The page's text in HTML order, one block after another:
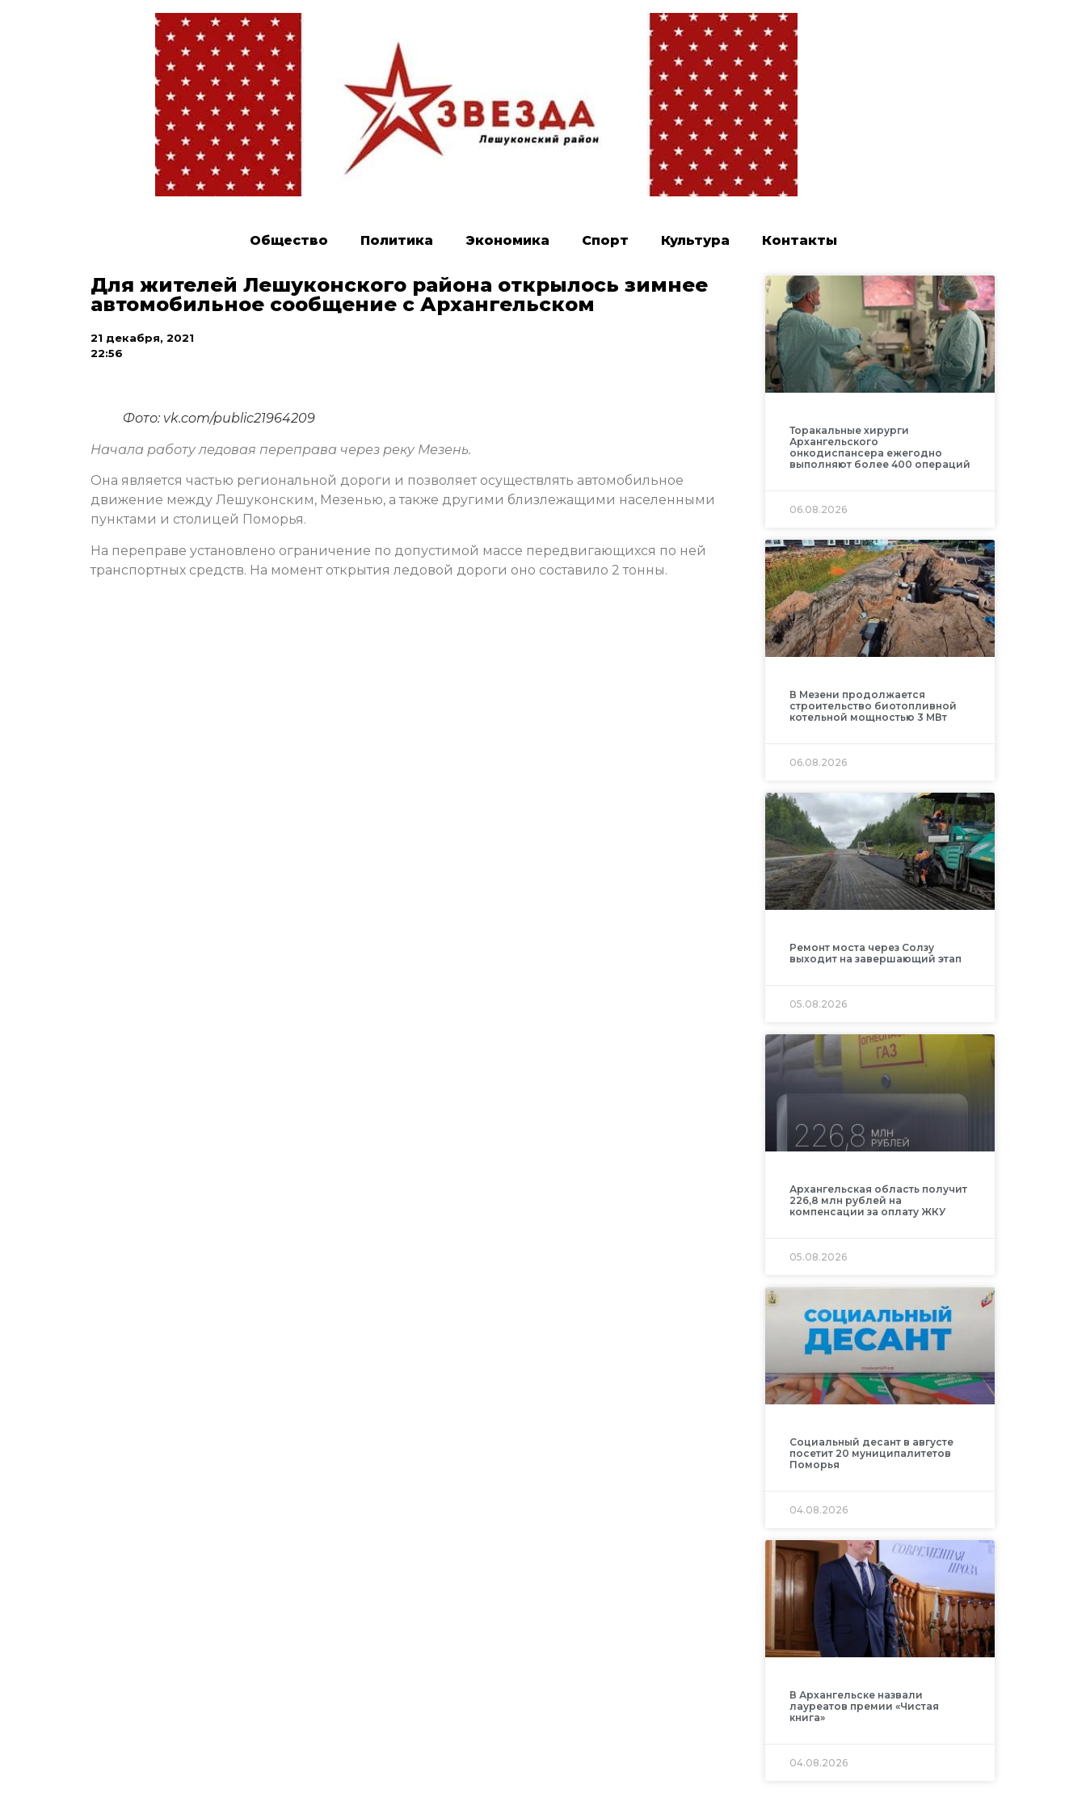
Общество Политика Экономика Спорт Культура Контакты
Для жителей Лешуконского района открылось зимнее
автомобильное сообщение с Архангельском
21 декабря, 2021
22:56
Фото: vk.com/public21964209
Начала работу ледовая переправа через реку Мезень.
Она является частью региональной дороги и позволяет осуществлять автомобильное
движение между Лешуконским, Мезенью, а также другими близлежащими населенными
пунктами и столицей Поморья.
На переправе установлено ограничение по допустимой массе передвигающихся по ней
транспортных средств. На момент открытия ледовой дороги оно составило 2 тонны.
Торакальные хирурги
Архангельского
онкодиспансера ежегодно
выполняют более 400 операций
06.08.2026
В Мезени продолжается
строительство биотопливной
котельной мощностью 3 МВт
06.08.2026
Ремонт моста через Солзу
выходит на завершающий этап
05.08.2026
Архангельская область получит
226,8 млн рублей на
компенсации за оплату ЖКУ
05.08.2026
Социальный десант в августе
посетит 20 муниципалитетов
Поморья
04.08.2026
В Архангельске назвали
лауреатов премии «Чистая
книга»
04.08.2026